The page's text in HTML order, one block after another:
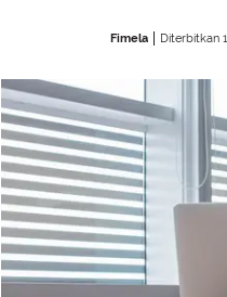
Fimela Diterbitkan